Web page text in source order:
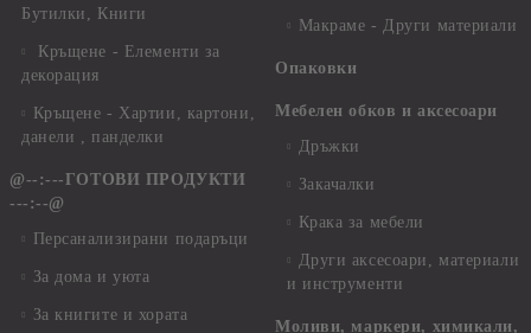
Бутилки, Книги
Кръщене - Елементи за
декорация
Кръщене - Хартии, картони,
данели , панделки
@--:---ГОТОВИ ПРОДУКТИ
---:--@
Персанализирани подаръци
За дома и уюта
За книгите и хората
Макраме - Други материали
Опаковки
Мебелен обков и аксесоари
Дръжки
Закачалки
Крака за мебели
Други аксесоари, материали
и инструменти
Моливи, маркери, химикали,